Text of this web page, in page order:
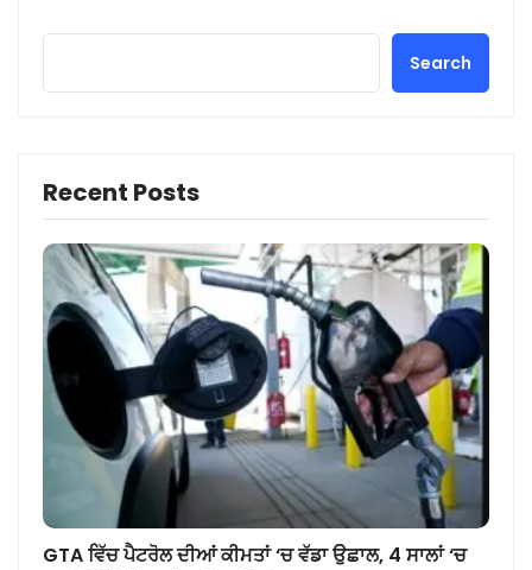
Search
Recent Posts
GTA ਵਿੱਚ ਪੈਟਰੋਲ ਦੀਆਂ ਕੀਮਤਾਂ ‘ਚ ਵੱਡਾ ਉਛਾਲ, 4 ਸਾਲਾਂ ‘ਚ